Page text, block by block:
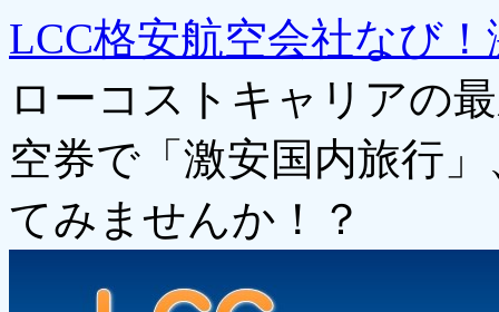
LCC格安航空会社なび
ローコストキャリアの
空券で「激安国内旅行
てみませんか！？